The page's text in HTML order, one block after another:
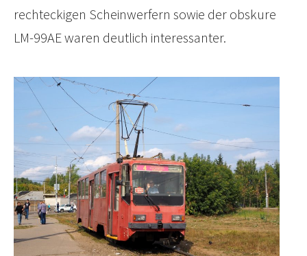
rechteckigen Scheinwerfern sowie der obskure
LM-99AE waren deutlich interessanter.